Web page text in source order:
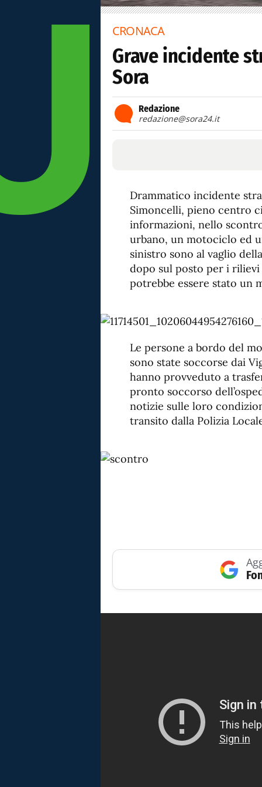
CRONACA
Grave incidente
Sora
Redazione
redazione@sora24.it
Drammatico incidente
Simoncelli, pieno centro
informazioni, nello
urbano, un motociclo ed
sinistro sono al vaglio
dopo sul posto per i rilievi
potrebbe essere stato un
Le persone a bordo del
sono state soccorse dai
hanno provveduto a
pronto soccorso
notizie sulle loro
transito dalla Polizia